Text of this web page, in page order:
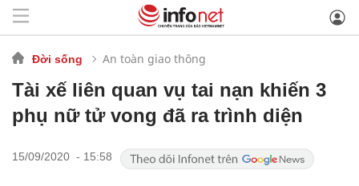
Đời sống An toàn giao thông
Tài xế liên quan vụ tai nạn khiến 3
phụ nữ tử vong đã ra trình diện
15/09/2020 - 15:58